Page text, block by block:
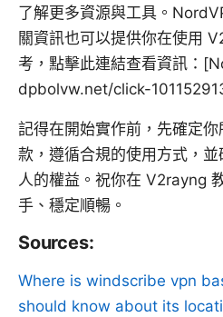
了解更多資源與工具。
關資訊也可以提供你在使用
考，點擊此連結查看資訊：
dpbolvw.net/click-
記得在開始實作前，先確定
款，遵循合規的使用方式，
人的權益。祝你在 V2rayng
手、穩定順暢。
Sources:
Where is windscribe vpn
should know about its